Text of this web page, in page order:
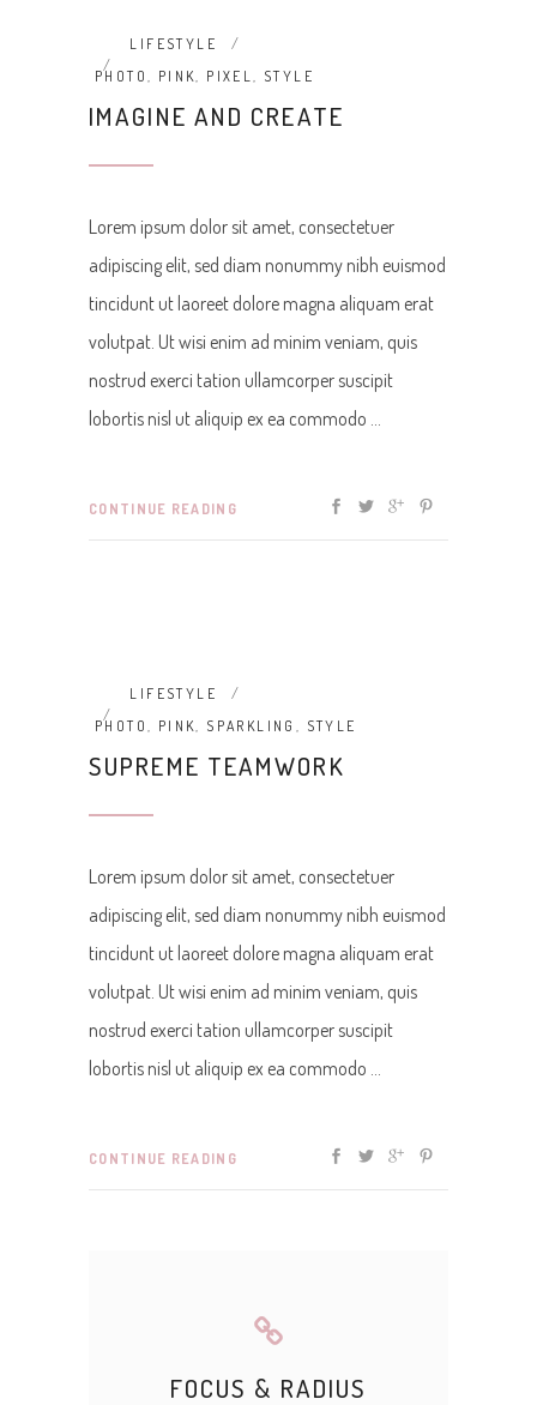
LIFESTYLE
PHOTO
PINK PIXEL STYLE
IMAGINE AND CREATE
Lorem ipsum dolor sit amet, consectetuer
adipiscing elit, sed diam nonummy nibh euismod
tincidunt ut laoreet dolore magna aliquam erat
volutpat. Ut wisi enim ad minim veniam, quis
nostrud exerci tation ullamcorper suscipit
lobortis nisl ut aliquip ex ea commodo
CONTINUE READING
LIFESTYLE
PHOTO
PINK SPARKLING STYLE
SUPREME TEAMWORK
Lorem ipsum dolor sit amet, consectetuer
adipiscing elit, sed diam nonummy nibh euismod
tincidunt ut laoreet dolore magna aliquam erat
volutpat. Ut wisi enim ad minim veniam, quis
nostrud exerci tation ullamcorper suscipit
lobortis nisl ut aliquip ex ea commodo
CONTINUE READING
FOCUS & RADIUS